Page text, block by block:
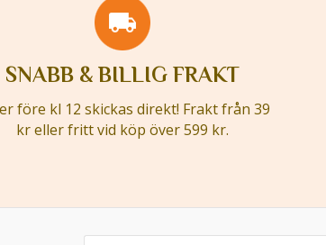
SNABB & BILLIG FRAKT
före kl 12 skickas direkt! Frakt från 39
kr eller fritt vid köp över 599 kr.